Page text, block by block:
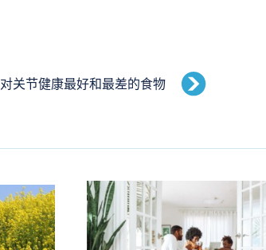
对关节健康最好和最差的食物